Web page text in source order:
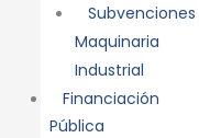
Subvenciones
Maquinaria
Industrial
Financiación
Pública